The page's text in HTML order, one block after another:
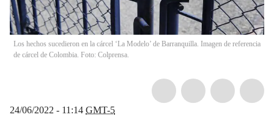
Los hechos sucedieron en la cárcel ‘La Modelo’ de Barranquilla. Imagen de referencia
de cárcel de Colombia. Foto: Colprensa.
24/06/2022 - 11:14 GMT-5